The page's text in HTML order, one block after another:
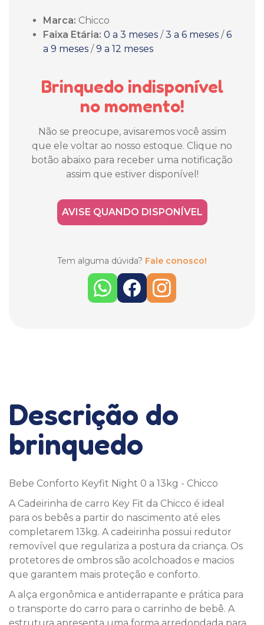
Marca: Chicco
Faixa Etária: 0 a 3 meses /3 a 6 meses /6
a 9 meses /9 a 12 meses
Brinquedo indisponível
no momento!
Não se preocupe, avisaremos você assim
que ele voltar ao nosso estoque. Clique no
botão abaixo para receber uma notificação
assim que estiver disponível!
AVISE QUANDO DISPONÍVEL
Tem alguma dúvida? Fale conosco!
Descrição do
brinquedo
Bebe Conforto Keyfit Night 0 a 13kg - Chicco
A Cadeirinha de carro Key Fit da Chicco é ideal
para os bebês a partir do nascimento até eles
completarem 13kg. A cadeirinha possui redutor
removível que regulariza a postura da criança. Os
protetores de ombros são acolchoados e macios
que garantem mais proteção e conforto.
A alça ergonômica e antiderrapante e prática para
o transporte do carro para o carrinho de bebê. A